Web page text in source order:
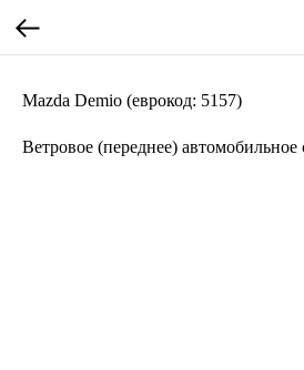
Mazda Demio (еврокод: 5157)
Ветровое (переднее) автомобильное